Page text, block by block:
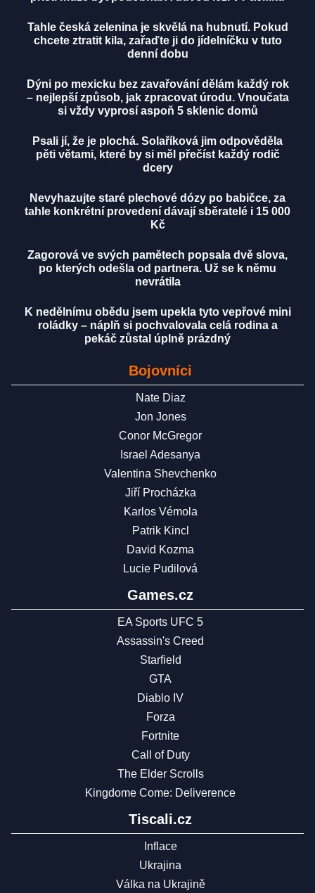
Tahle česká zelenina je skvělá na hubnutí. Pokud
chcete ztratit kila, zařaďte ji do jídelníčku v tuto
denní dobu
Dýni po mexicku bez zavařování dělám každý rok
– nejlepší způsob, jak zpracovat úrodu. Vnoučata
si vždy vyprosí aspoň 5 sklenic domů
Psali jí, že je plochá. Solaříková jim odpověděla
pěti větami, které by si měl přečíst každý rodič
dcery
Nevyhazujte staré plechové dózy po babičce, za
tahle konkrétní provedení dávají sběratelé i 15 000
Kč
Zagorová ve svých pamětech popsala dvě slova,
po kterých odešla od partnera. Už se k němu
nevrátila
K nedělnímu obědu jsem upekla tyto vepřové mini
roládky – náplň si pochvalovala celá rodina a
pekáč zůstal úplně prázdný
Bojovníci
Nate Diaz
Jon Jones
Conor McGregor
Israel Adesanya
Valentina Shevchenko
Jiří Procházka
Karlos Vémola
Patrik Kincl
David Kozma
Lucie Pudilová
Games.cz
EA Sports UFC 5
Assassin's Creed
Starfield
GTA
Diablo IV
Forza
Fortnite
Call of Duty
The Elder Scrolls
Kingdome Come: Deliverence
Tiscali.cz
Inflace
Ukrajina
Válka na Ukrajině